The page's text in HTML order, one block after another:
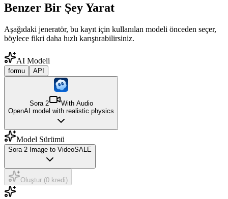
Benzer Bir Şey Yarat
Aşağıdaki jeneratör, bu kayıt için kullanılan modeli önceden seçer,
böylece fikri daha hızlı karıştırabilirsiniz.
AI Modeli
formu API
Sora 2
With Audio
OpenAI model with realistic physics
Model Sürümü
Sora 2 Image to VideoSALE
Oluştur (0 kredi)